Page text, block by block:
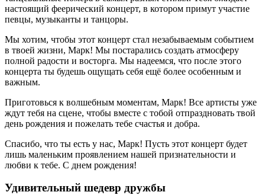
настоящий феерический концерт, в котором примут участие
певцы, музыканты и танцоры.
Мы хотим, чтобы этот концерт стал незабываемым событием
в твоей жизни, Марк! Мы постарались создать атмосферу
полной радости и восторга. Мы надеемся, что после этого
концерта ты будешь ощущать себя ещё более особенным и
важным.
Приготовься к волшебным моментам, Марк! Все артисты уже
ждут тебя на сцене, чтобы вместе с тобой отпраздновать твой
день рождения и пожелать тебе счастья и добра.
Спасибо, что ты есть у нас, Марк! Пусть этот концерт будет
лишь маленьким проявлением нашей признательности и
любви к тебе. С днем рождения!
Удивительный шедевр дружбы